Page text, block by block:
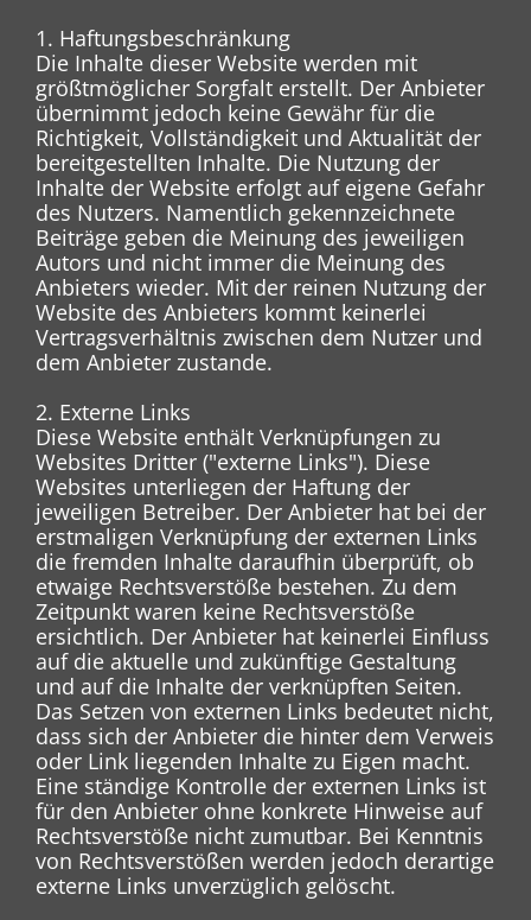
1. Haftungsbeschränkung
Die Inhalte dieser Website werden mit
größtmöglicher Sorgfalt erstellt. Der Anbieter
übernimmt jedoch keine Gewähr für die
Richtigkeit, Vollständigkeit und Aktualität der
bereitgestellten Inhalte. Die Nutzung der
Inhalte der Website erfolgt auf eigene Gefahr
des Nutzers. Namentlich gekennzeichnete
Beiträge geben die Meinung des jeweiligen
Autors und nicht immer die Meinung des
Anbieters wieder. Mit der reinen Nutzung der
Website des Anbieters kommt keinerlei
Vertragsverhältnis zwischen dem Nutzer und
dem Anbieter zustande.
2. Externe Links
Diese Website enthält Verknüpfungen zu
Websites Dritter ("externe Links"). Diese
Websites unterliegen der Haftung der
jeweiligen Betreiber. Der Anbieter hat bei der
erstmaligen Verknüpfung der externen Links
die fremden Inhalte daraufhin überprüft, ob
etwaige Rechtsverstöße bestehen. Zu dem
Zeitpunkt waren keine Rechtsverstöße
ersichtlich. Der Anbieter hat keinerlei Einfluss
auf die aktuelle und zukünftige Gestaltung
und auf die Inhalte der verknüpften Seiten.
Das Setzen von externen Links bedeutet nicht,
dass sich der Anbieter die hinter dem Verweis
oder Link liegenden Inhalte zu Eigen macht.
Eine ständige Kontrolle der externen Links ist
für den Anbieter ohne konkrete Hinweise auf
Rechtsverstöße nicht zumutbar. Bei Kenntnis
von Rechtsverstößen werden jedoch derartige
externe Links unverzüglich gelöscht.